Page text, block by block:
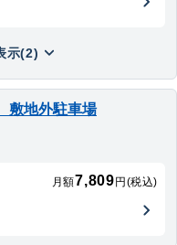
示(2)
敷地外駐車場
月額7,809 円(税込)